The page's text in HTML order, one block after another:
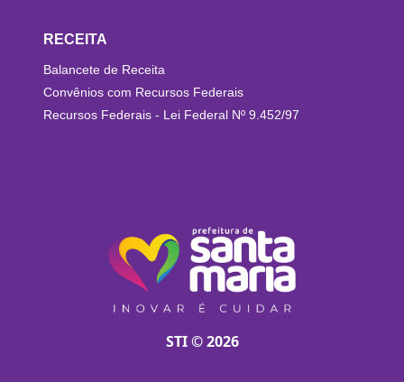
RECEITA
Balancete de Receita
Convênios com Recursos Federais
Recursos Federais - Lei Federal Nº 9.452/97
STI © 2026